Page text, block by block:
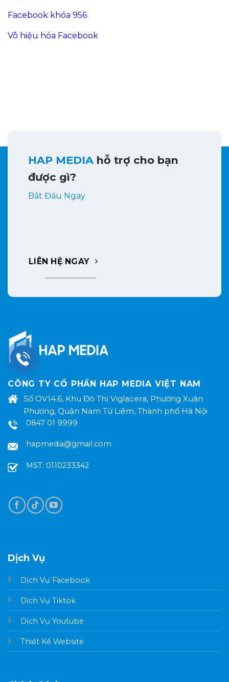
Facebook khóa 956
Vô hiệu hóa Facebook
HAP MEDIA hỗ trợ cho bạn
được gì?
Bắt Đầu Ngay
LIÊN HỆ NGAY
CÔNG TY CỔ PHẨN HAP MEDIA VIỆT NAM
Số OV14.6, Khu Đô Thị Viglacera, Phường Xuân
Phương, Quận Nam Từ Liêm, Thành phố Hà Nội
0847 01 9999
hapmedia@gmail.com
MST: 0110233342
Dịch Vụ
Dịch Vụ Facebook
Dịch Vụ Tiktok
Dịch Vụ Youtube
Thiết Kế Website